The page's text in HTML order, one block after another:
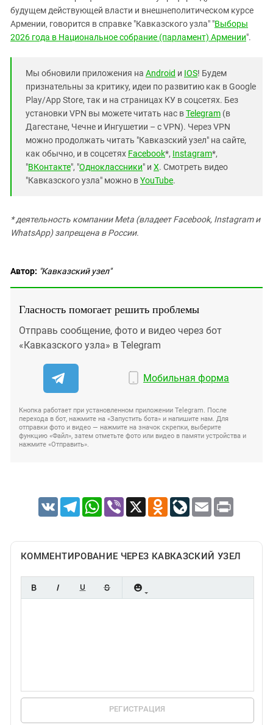
будущем действующей власти и внешнеполитическом курсе
Армении, говорится в справке "Кавказского узла" "Выборы
2026 года в Национальное собрание (парламент) Армении".
Мы обновили приложения на Android и IOS! Будем
признательны за критику, идеи по развитию как в Google
Play/App Store, так и на страницах КУ в соцсетях. Без
установки VPN вы можете читать нас вTelegram (в
Дагестане, Чечне и Ингушетии – с VPN). Через VPN
можно продолжать читать "Кавказский узел" на сайте,
как обычно, и в соцсетях Facebook*, Instagram*,
"ВКонтакте", "Одноклассники" и X. Смотреть видео
"Кавказского узла" можно вYouTube.
* деятельность компании Meta (владеет Facebook, Instagram и
WhatsApp) запрещена в России.
Автор: "Кавказский узел"
Гласность помогает решить проблемы
Отправь сообщение, фото и видео через бот
«Кавказского узла» в Telegram
Мобильная форма
Кнопка работает при установленном приложении Telegram. После
перехода в бот, нажмите на «Запустить бота» и напишите нам. Для
отправки фото и видео — нажмите на значок скрепки, выберите
функцию «Файл», затем отметьте фото или видео в памяти устройства и
нажмите «Отправить».
VK TelegramWhatsApp
Viber X Odnoklassniki
LiveJournal
Email Print
КОММЕНТИРОВАНИЕ ЧЕРЕЗ КАВКАЗСКИЙ УЗЕЛ
РЕГИСТРАЦИЯ